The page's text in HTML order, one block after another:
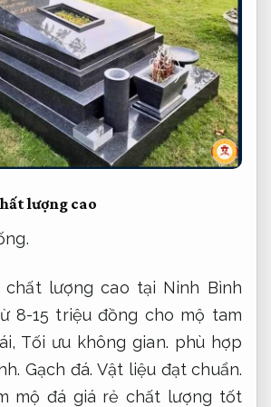
lượng cao
lượng cao tại Ninh Bình
8-15 triệu đồng cho mộ tam
Tối ưu không gian. phù hợp
Gạch đá. Vật liệu đạt chuẩn.
mộ đá giá rẻ chất lượng tốt